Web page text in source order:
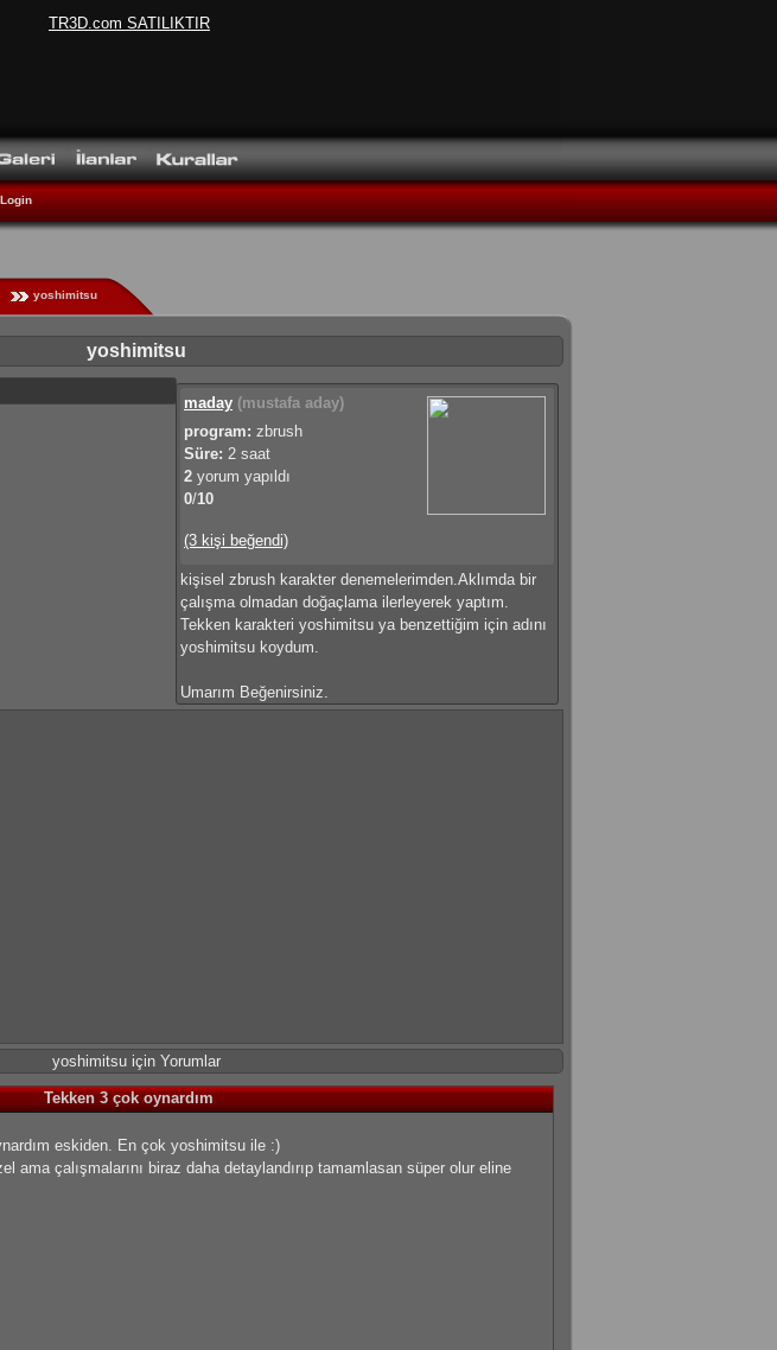
TR3D.com SATILIKTIR
Login
yoshimitsu
yoshimitsu
maday (mustafa aday)
program: zbrush
Süre: 2 saat
2 yorum yapıldı
0/10
(3 kişi beğendi)
kişisel zbrush karakter denemelerimden.Aklımda bir
çalışma olmadan doğaçlama ilerleyerek yaptım.
Tekken karakteri yoshimitsu ya benzettiğim için adını
yoshimitsu koydum.
Umarım Beğenirsiniz.
yoshimitsu için Yorumlar
Tekken 3 çok oynardım
eskiden. En çok yoshimitsu ile :)
ama çalışmalarını biraz daha detaylandırıp tamamlasan süper olur eline